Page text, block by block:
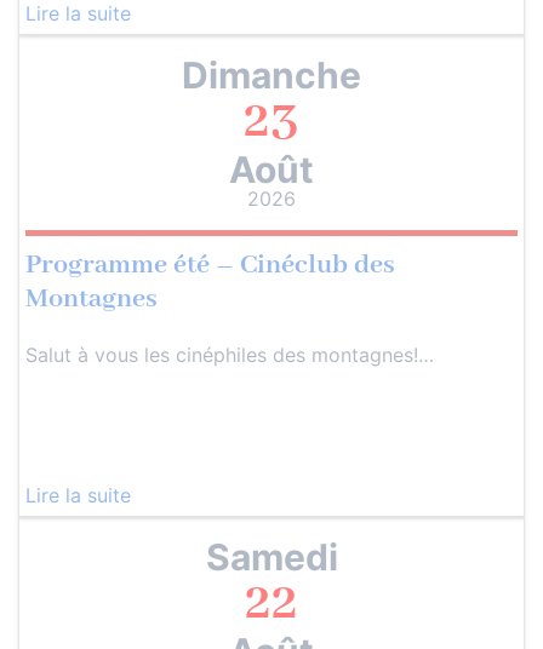
Lire la suite
Dimanche
23
Août
2026
Programme été – Cinéclub des
Montagnes
Salut à vous les cinéphiles des montagnes!…
Lire la suite
Samedi
22